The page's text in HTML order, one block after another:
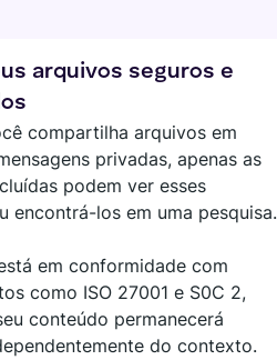
arquivos seguros e
compartilha arquivos em
privadas, apenas as
podem ver esses
encontrá-los em uma pesquisa.
em conformidade com
como ISO 27001 e S0C 2,
conteúdo permanecerá
do contexto.